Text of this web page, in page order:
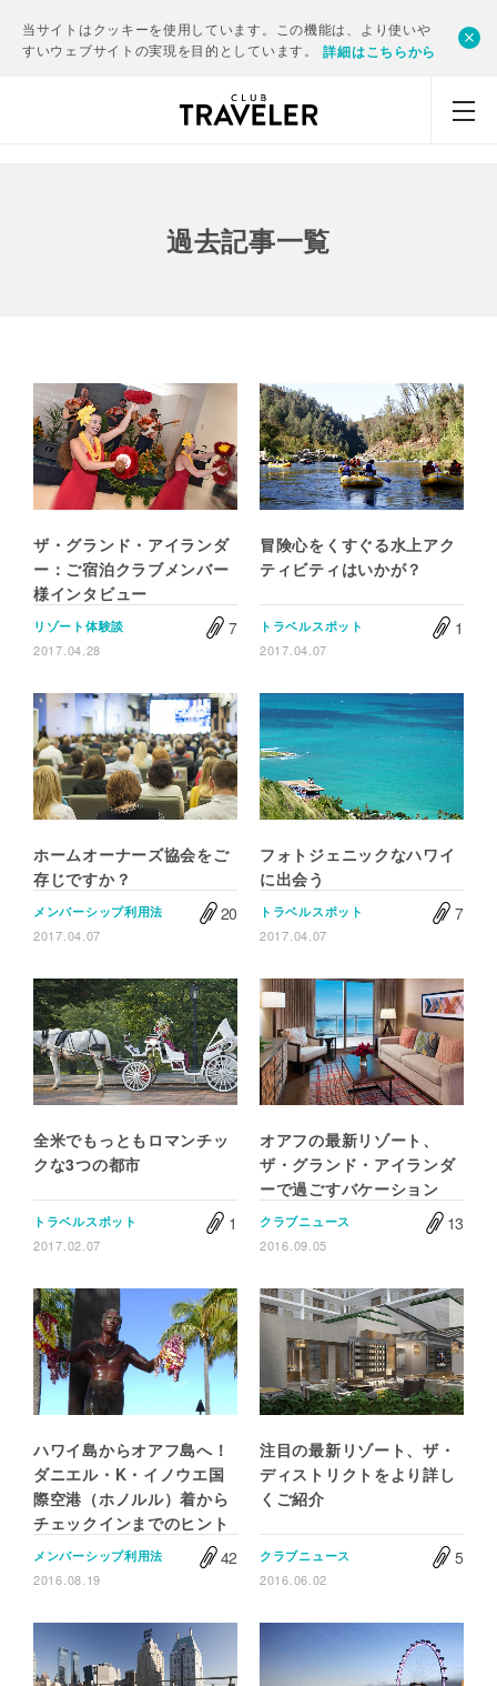
当サイトはクッキーを使用しています。この機能は、より使いや
すいウェブサイトの実現を目的としています。
詳細はこちらから
過去記事一覧
ザ・グランド・アイランダ
ー：ご宿泊クラブメンバー
様インタビュー
リゾート体験談
2017.04.28
7
冒険心をくすぐる水上アク
ティビティはいかが？
トラベルスポット
2017.04.07
1
ホームオーナーズ協会をご
存じですか？
メンバーシップ利用法
2017.04.07
20
フォトジェニックなハワイ
に出会う
トラベルスポット
2017.04.07
7
全米でもっともロマンチッ
クな3つの都市
トラベルスポット
2017.02.07
1
オアフの最新リゾート、
ザ・グランド・アイランダ
ーで過ごすバケーション
クラブニュース
2016.09.05
13
ハワイ島からオアフ島へ！
ダニエル・K・イノウエ国
際空港（ホノルル）着から
チェックインまでのヒント
メンバーシップ利用法
2016.08.19
42
注目の最新リゾート、ザ・
ディストリクトをより詳し
くご紹介
クラブニュース
2016.06.02
5